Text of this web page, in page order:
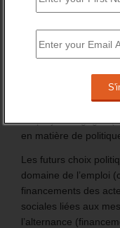
de la formation
L’incertitude sur
futur gouvernement
en matière de
Les futurs choix
domaine de l’emploi
financements des
sociales liées aux
l’alternance